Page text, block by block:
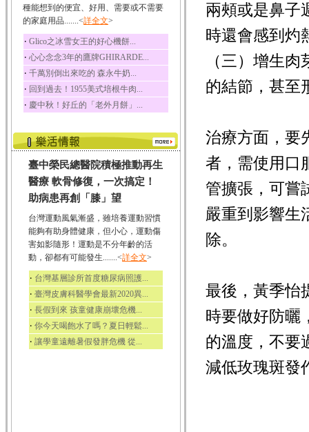
荔枝性質溫和所含的營
養素有醣類、檸檬酸...
五味子
五味子性質溫熱所含營
養成分有揮發油、檸...
草魚
草魚含有維生素A、維生
素C、及豐富的蛋白...
種能想到的便宜、好用、需要或不需要
的家庭用品.......<詳全文>
‧ Glico之冰雪女王的好心機餅...
‧ 心心念念3年的鷹牌GHIRARDE...
‧ 千萬別倒出來吃的 森永牛奶...
‧ 回到過去！1955美式培根牛肉...
‧ 慶中秋！好丘的「老外月餅」...
臺中榮民總醫院積極推動再生
醫療 軟骨修復，一次搞定！
助病患再創「膝」望
台灣運動風氣漸盛，雖培養運動習慣
能夠有助身體健康，但小心，運動傷
害如影隨形！運動是不分年齡的活
動，卻都有可能發生.......<詳全文>
‧ 台灣基層診所首度糖尿病照護...
‧ 臺灣皮膚科醫學會最新2020異...
‧ 長假到來 孩童健康崩壞危機...
‧ 你今天喝飽水了嗎？夏日輕鬆...
‧ 讓學童遠離暑假發胖危機 從...
兩頰或是鼻子
時還會感到灼
（三）增生
的結節，甚至
治療方面，要
者，需使用口
管擴張，可嘗
嚴重到影響生
除。
最後，黃季怡
時要做好防曬
的溫度，不要
減低玫瑰斑發